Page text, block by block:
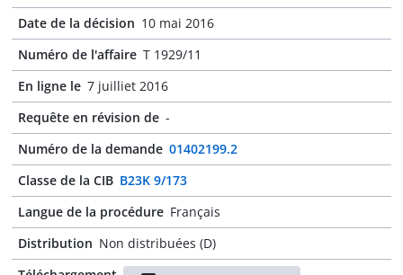
Date de la décision 10 mai 2016
Numéro de l'affaire T 1929/11
En ligne le 7 juilliet 2016
Requête en révision de -
Numéro de la demande 01402199.2
Classe de la CIB B23K 9/173
Langue de la procédure Français
Distribution Non distribuées (D)